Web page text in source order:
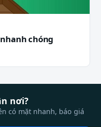
chóng
nơi?
có mặt nhanh, báo giá